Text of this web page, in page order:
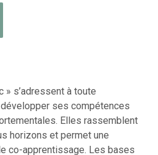
» s’adressent à toute
ses compétences
Elles rassemblent
horizons et permet une
co-apprentissage. Les bases